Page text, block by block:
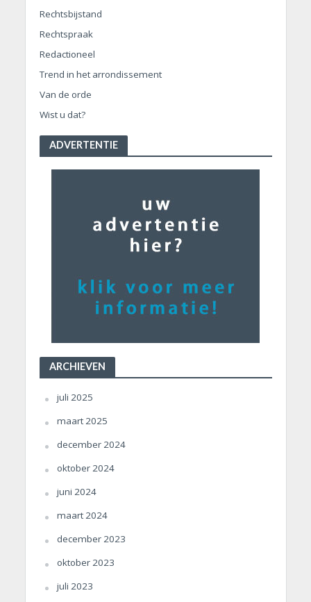
Rechtsbijstand
Rechtspraak
Redactioneel
Trend in het arrondissement
Van de orde
Wist u dat?
ADVERTENTIE
ARCHIEVEN
juli 2025
maart 2025
december 2024
oktober 2024
juni 2024
maart 2024
december 2023
oktober 2023
juli 2023